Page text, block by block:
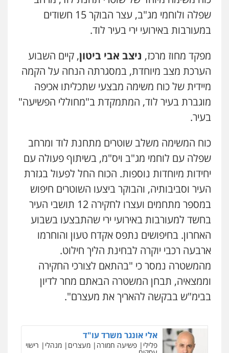
עו"ד שלומי שרון
פלילי צבאי מעצרים וחקירות
0547342002
עו"ד אלון קריטי
כלכלי
0525544654
עורכי דין לענייני אסירים מעצרים וחקירות
0546470989
פלילי פשיעה חמורה מעצרים וחקירות
קטינים
עו"ד אסף דוק
פלילי עבירות מין סמים והימורים
חמורה חקירות ומעצרים
0526885006
עו"ד שלי גורביץ – לוי
0544218336
שפלה ולוחמי מג"ב, עצר הבוקר 15 חשודים
במעורבות באירועי ירי בעיר לוד.
מפקד מחוז מרכז, ניצב אבי ביטון, קיים השבוע
הערכת מצב מיוחדת, במסגרתה הנחה על הקמה
מיידית של כוח משימה מבצעי שתכליתו אכיפה
מוגברת בעיר לוד, המתמקדת ב"מחוללי הפשיעה"
בעיר.
כוח המשימה משלב שוטרים מתחנת לוד ומרחב
שפלה עם לוחמי מג"ב ויס"מ, בשיתוף פעולה עם
יחידות מיוחדות נוספות. הכוח החל לפעול בגזרת
העיר וסביבותיה, והבוקר ביצעו השוטרים חיפוש
במספר מתחמים ועצרו לחקירה 12 תושבי העיר
בחשד למעורבות באירועי ירי שהתבצעו בשבוע
האחרון. בחיפושים נתפס אקדח טעון והוחרמו
ארבעה רכבי יוקרה לבחינת הליך חילוט.
מהמשטרה נמסר כי "בהתאם לצורכי החקירה
וממצאיה, תבחן המשטרה הבאתם מחר לדיון
בבימ"ש בבקשה להאריך את מעצרם".
0544712201
פלילי משפחה כלכלי צבאי
0507003001
ויקי שמואל – משרד עו"ד
קורל קרוז – עורך דין פלילי
משפט פלילי
0545437431
עו"ד עלי סעדי
ומעצרים
0508824984
עו"ד שגיא אקו
פלילי מעצרים וחקירות סמים עבירות מין
עורכי דין לענייני אסירים
0525279829
אלי אונגר משרד עו"ד
פלילי פשיעה חמורה מעצרים מנהלי רישוי
ניר קידר – צלם
צילום עורכי דין שירותים מקצועיים לעורכי
דין